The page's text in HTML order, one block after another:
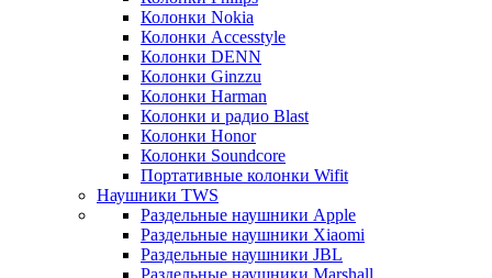
Колонки Nokia
Колонки Accesstyle
Колонки DENN
Колонки Ginzzu
Колонки Harman
Колонки и радио Blast
Колонки Honor
Колонки Soundcore
Портативные колонки Wifit
Наушники TWS
Раздельные наушники Apple
Раздельные наушники Xiaomi
Раздельные наушники JBL
Раздельные наушники Marshall